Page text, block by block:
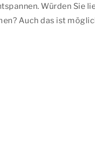
Würden Sie
Auch das ist